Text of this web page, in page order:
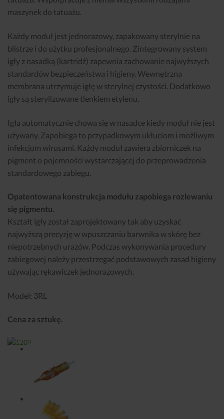
maszynek do tatuażu.
Każdy moduł jest jednorazowy, zapakowany sterylnie na
blistrze i do użytku profesjonalnego. Zintegrowany system
igły z nasadką (kartridż) zapewnia zachowanie najwyższych
standardów bezpieczeństwa i higieny. Wewnętrzna
membrana utrzymuje igłę w sterylnej czystości. Dodatkowo
igły są sterylizowane tlenkiem etylenu.
Igła automatycznie chowa się w nasadce kiedy moduł nie jest
używany. Zapobiega to przypadkowym ukłuciom i możliwym
infekcjom wirusami. Każdy moduł zawiera zbiorniczek na
pigment o pojemności wystarczającej do przeprowadzenia
standardowego zabiegu.
Opatentowana konstrukcja modułu zapobiega rozlewaniu
się pigmentu.
Kształt igły został zaprojektowany tak aby uzyskać
najwyższą precyzję w wpuszczaniu barwnika w skórę bez
niepotrzebnych urazów. Podczas wykonywania procedury
zabiegowej należy przestrzegać podstawowych zasad higieny
używając rękawiczek jednorazowych.
Model: 3RL
Cena za sztukę.